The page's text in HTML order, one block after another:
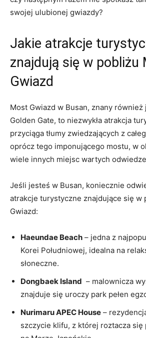
swojej ulubionej gwiazdy?
Jakie⁣ atrakcje
znajdują się w pobliżu
Gwiazd
Most Gwiazd w Busan, ⁣znany również
Golden ⁢Gate, to niezwykła atrakcja
przyciąga tłumy ‍zwiedzających z
oprócz tego imponującego mostu, w
wiele innych miejsc wartych
Jeśli jesteś⁤ w Busan, koniecznie
atrakcje turystyczne znajdujące⁤ się w
Gwiazd:
Haeundae Beach – jedna z
Korei Południowej, idealna‌ na
słoneczne.
Dongbaek ⁣Island
– malownicza
znajduje się uroczy park pełen⁢
Nurimaru APEC House –
szczycie klifu, z której roztacza